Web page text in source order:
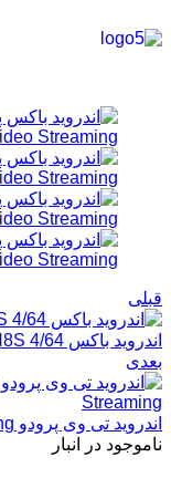
قبلی
اندروید باکس HK1 H8S 4/64
بعدی
اندروید تی وی پرودو Porodo Android TV Box Video Streaming
ناموجود در انبار